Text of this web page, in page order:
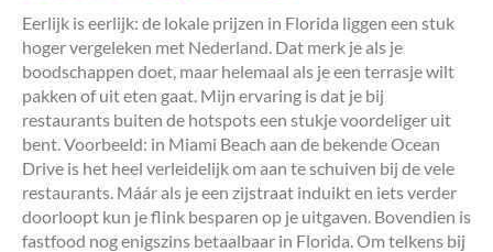
Eerlijk is eerlijk: de lokale prijzen in Florida liggen een stuk
hoger vergeleken met Nederland. Dat merk je als je
boodschappen doet, maar helemaal als je een terrasje wilt
pakken of uit eten gaat. Mijn ervaring is dat je bij
restaurants buiten de hotspots een stukje voordeliger uit
bent. Voorbeeld: in Miami Beach aan de bekende Ocean
Drive is het heel verleidelijk om aan te schuiven bij de vele
restaurants. Máár als je een zijstraat induikt en iets verder
doorloopt kun je flink besparen op je uitgaven. Bovendien is
fastfood nog enigszins betaalbaar in Florida. Om telkens bij